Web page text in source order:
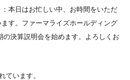
：本日はお忙しい中、お時間をいただ
す。ファーマライズホールディング
決算説明会を始めます。よろしくお
ています。